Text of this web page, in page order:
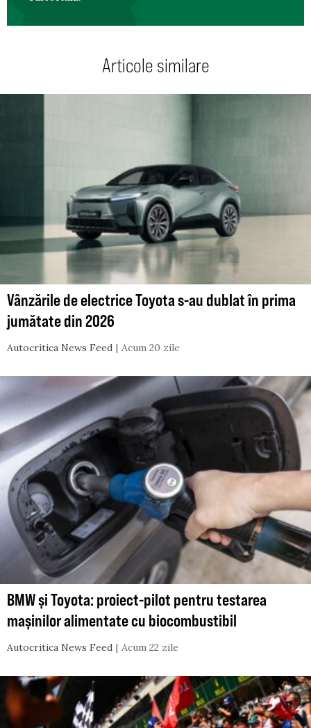
Articole similare
Vânzările de electrice Toyota s-au dublat în prima
jumătate din 2026
Autocritica News Feed Acum 20 zile
BMW și Toyota: proiect-pilot pentru testarea
mașinilor alimentate cu biocombustibil
Autocritica News Feed Acum 22 zile